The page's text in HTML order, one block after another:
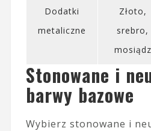
Dodatki
metaliczne
Złoto,
srebro,
mosiądz
Stonowane i
barwy bazowe
Wybierz stonowane i